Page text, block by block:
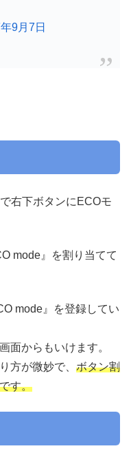
9月7日
右下ボタンにECOモ
mode』を割り当てて
mode』を登録してい
面からもいけます。
方が微妙で、 ボタン割
す。